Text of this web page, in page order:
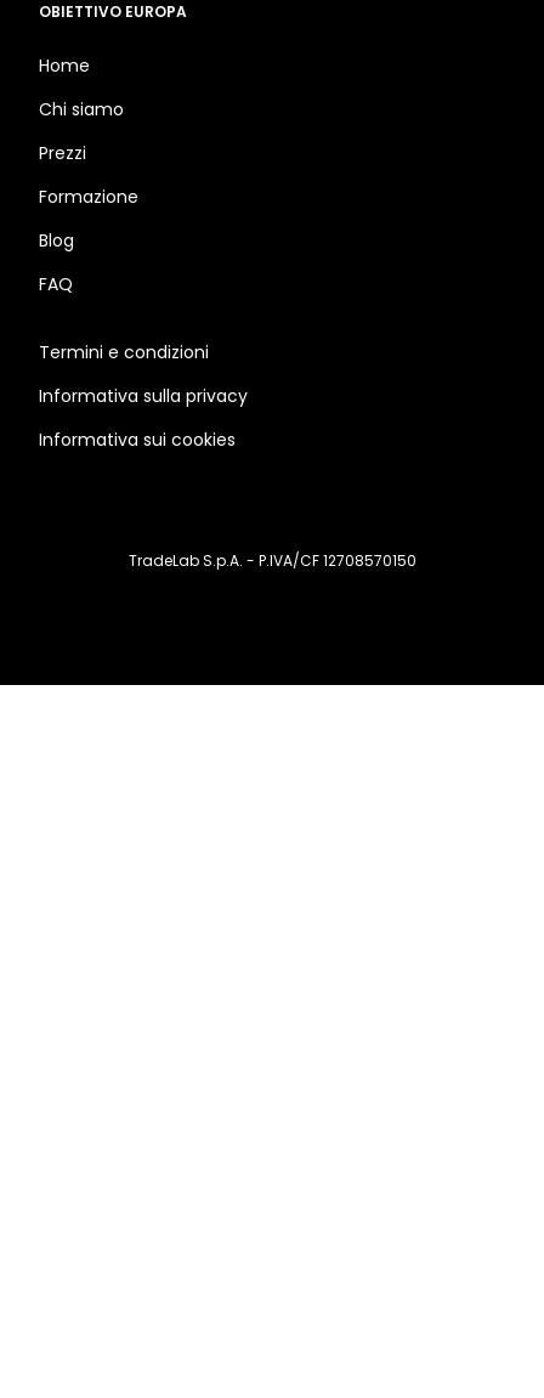
OBIETTIVO EUROPA
Home
Chi siamo
Prezzi
Formazione
Blog
FAQ
Termini e condizioni
Informativa sulla privacy
Informativa sui cookies
TradeLab S.p.A. - P.IVA/CF 12708570150